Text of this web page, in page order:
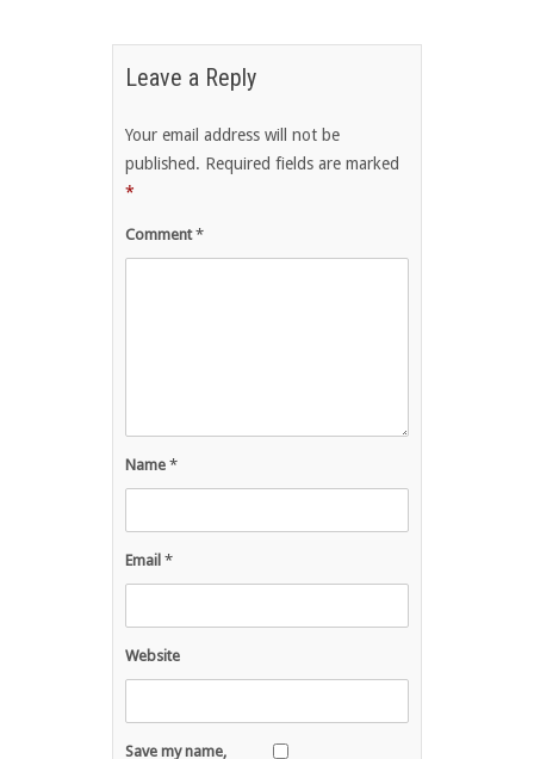
Leave a Reply
Your email address will not be
published. Required fields are marked
*
Comment*
Name *
Email *
Website
Save my name,